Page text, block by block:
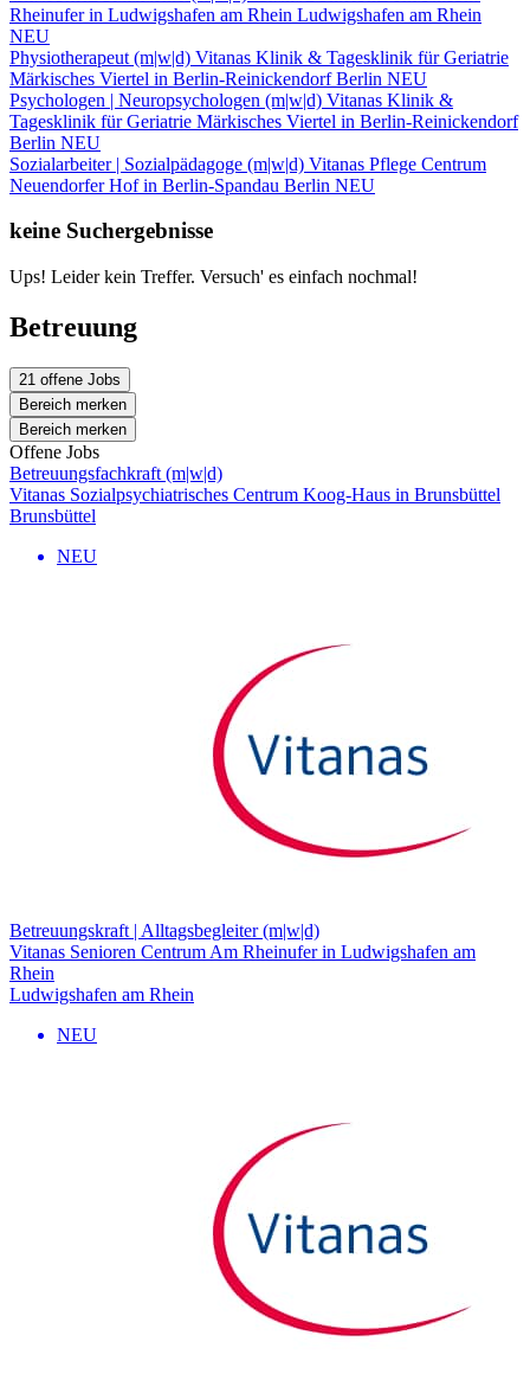
Rheinufer in Ludwigshafen am Rhein Ludwigshafen am Rhein
NEU
Physiotherapeut (m|w|d) Vitanas Klinik & Tagesklinik für Geriatrie
Märkisches Viertel in Berlin-Reinickendorf Berlin NEU
Psychologen | Neuropsychologen (m|w|d) Vitanas Klinik &
Tagesklinik für Geriatrie Märkisches Viertel in Berlin-Reinickendorf
Berlin NEU
Sozialarbeiter | Sozialpädagoge (m|w|d) Vitanas Pflege Centrum
Neuendorfer Hof in Berlin-Spandau Berlin NEU
keine Suchergebnisse
Ups! Leider kein Treffer. Versuch' es einfach nochmal!
Betreuung
21 offene Jobs
Bereich merken
Bereich merken
Offene Jobs
Betreuungsfachkraft (m|w|d)
Vitanas Sozialpsychiatrisches Centrum Koog-Haus in Brunsbüttel
Brunsbüttel
NEU
Betreuungskraft | Alltagsbegleiter (m|w|d)
Vitanas Senioren Centrum Am Rheinufer in Ludwigshafen am
Rhein
Ludwigshafen am Rhein
NEU